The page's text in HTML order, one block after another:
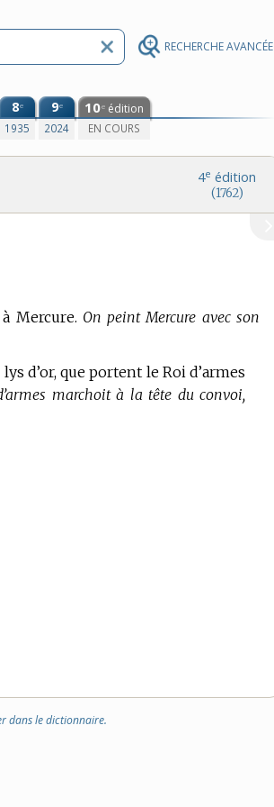
RECHERCHE AVANCÉE
8e
1935
9e
2024
10e édition
EN COURS
4e édition
(1762)
Mercure. On peint Mercure avec son
d’or, que portent le Roi d’armes
marchoit à la tête du convoi,
dans le dictionnaire.